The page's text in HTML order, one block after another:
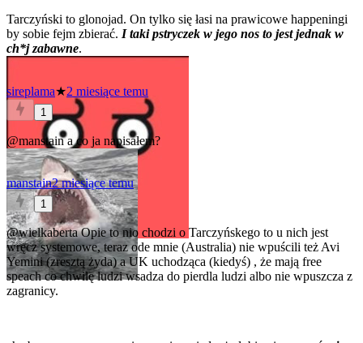
Tarczyński to glonojad. On tylko się łasi na prawicowe happeningi
by sobie fejm zbierać. I taki pstryczek w jego nos to jest jednak w
ch*j zabawne.
sireplama★2 miesiące temu
1
@manstaina co ja napisałem?
manstain2 miesiące temu
1
@wielkabertaOpie to nio chodzi o Tarczyńskego to u nich jest
wręcz systemowe, teraz ode mnie (Australia) nie wpuścili też Avi
Yemini (zresztą żyda) a UK uchodząca (kiedyś) , że mają free
speach co chwilę ludzi wsadza do pierdla ludzi albo nie wpuszcza z
zagranicy.